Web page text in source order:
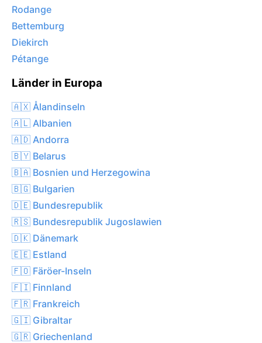
Rodange
Bettemburg
Diekirch
Pétange
Länder in Europa
🇦🇽 Ålandinseln
🇦🇱 Albanien
🇦🇩 Andorra
🇧🇾 Belarus
🇧🇦 Bosnien und Herzegowina
🇧🇬 Bulgarien
🇩🇪 Bundesrepublik
🇷🇸 Bundesrepublik Jugoslawien
🇩🇰 Dänemark
🇪🇪 Estland
🇫🇴 Färöer-Inseln
🇫🇮 Finnland
🇫🇷 Frankreich
🇬🇮 Gibraltar
🇬🇷 Griechenland